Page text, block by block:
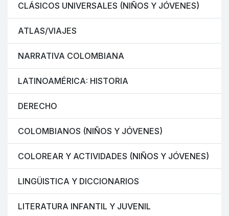
CLÁSICOS UNIVERSALES (NIÑOS Y JÓVENES)
ATLAS/VIAJES
NARRATIVA COLOMBIANA
LATINOAMÉRICA: HISTORIA
DERECHO
COLOMBIANOS (NIÑOS Y JÓVENES)
COLOREAR Y ACTIVIDADES (NIÑOS Y JÓVENES)
LINGÜISTICA Y DICCIONARIOS
LITERATURA INFANTIL Y JUVENIL